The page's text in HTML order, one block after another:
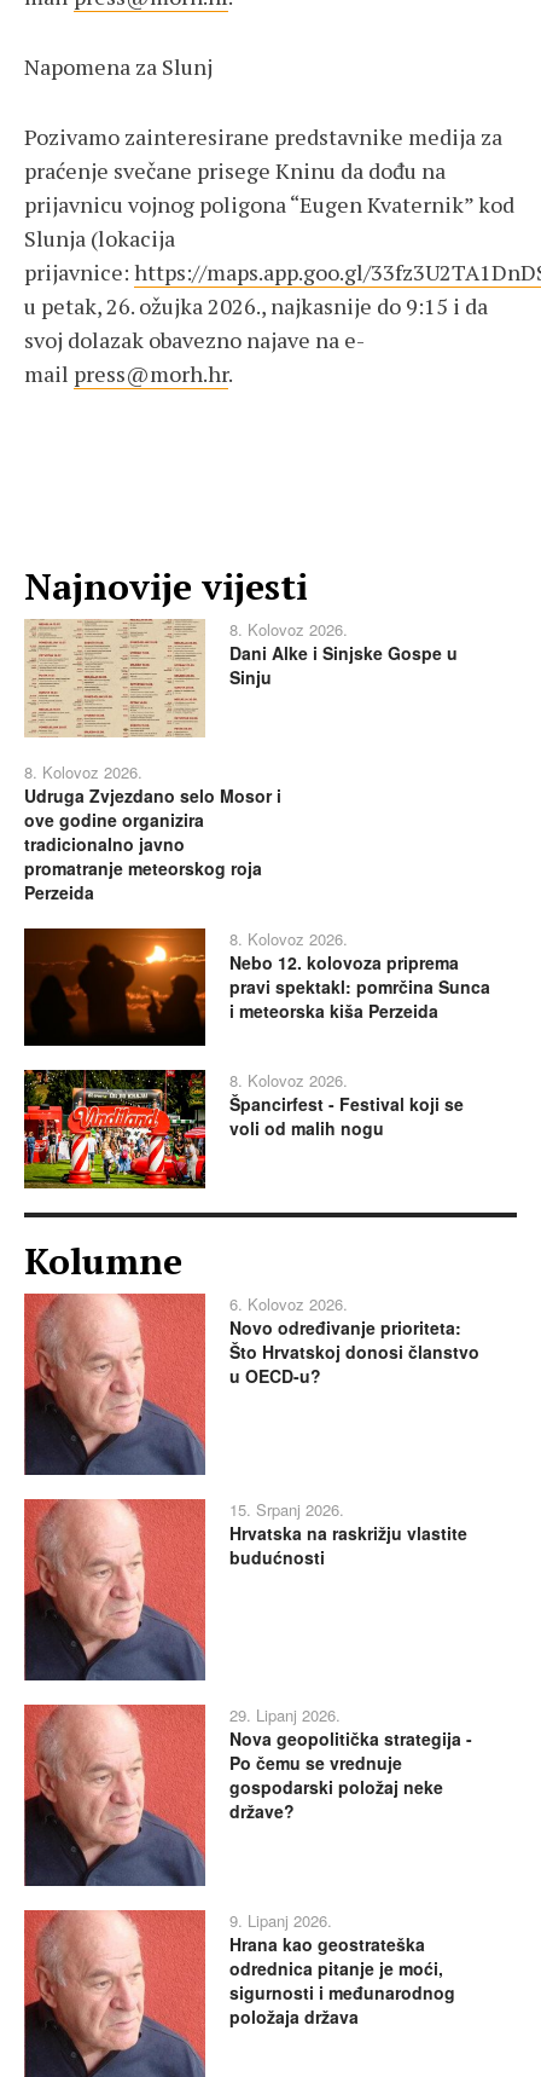
Napomena za Slunj
Pozivamo zainteresirane predstavnike medija za
praćenje svečane prisege Kninu da dođu na
prijavnicu vojnog poligona “Eugen Kvaternik” kod
Slunja (lokacija
prijavnice: https://maps.app.goo.gl/
u petak, 26. ožujka 2026., najkasnije do 9:15 i da
svoj dolazak obavezno najave na e-
mail press@morh.hr.
Najnovije vijesti
8. Kolovoz 2026.
Dani Alke i Sinjske Gospe u
Sinju
8. Kolovoz 2026.
Udruga Zvjezdano selo Mosor i
ove godine organizira
tradicionalno javno
promatranje meteorskog roja
Perzeida
8. Kolovoz 2026.
Nebo 12. kolovoza priprema
pravi spektakl: pomrčina Sunca
i meteorska kiša Perzeida
8. Kolovoz 2026.
Špancirfest - Festival koji se
voli od malih nogu
Kolumne
6. Kolovoz 2026.
Novo određivanje prioriteta:
Što Hrvatskoj donosi članstvo
u OECD-u?
15. Srpanj 2026.
Hrvatska na raskrižju vlastite
budućnosti
29. Lipanj 2026.
Nova geopolitička strategija -
Po čemu se vrednuje
gospodarski položaj neke
države?
9. Lipanj 2026.
Hrana kao geostrateška
odrednica pitanje je moći,
sigurnosti i međunarodnog
položaja država